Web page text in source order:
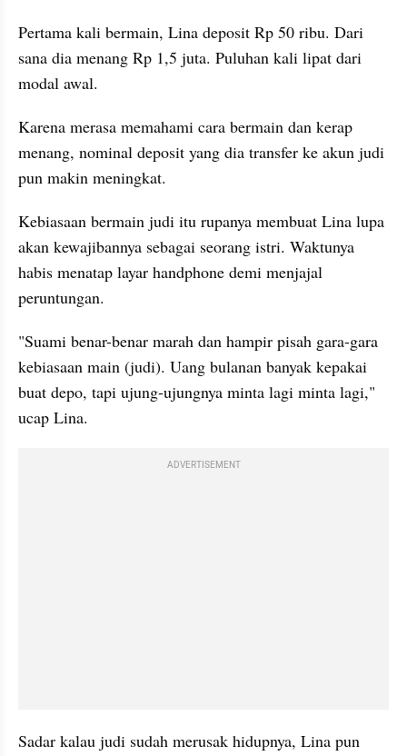
Pertama kali bermain, Lina deposit Rp 50 ribu. Dari
sana dia menang Rp 1,5 juta. Puluhan kali lipat dari
modal awal.
Karena merasa memahami cara bermain dan kerap
menang, nominal deposit yang dia transfer ke akun judi
pun makin meningkat.
Kebiasaan bermain judi itu rupanya membuat Lina lupa
akan kewajibannya sebagai seorang istri. Waktunya
habis menatap layar handphone demi menjajal
peruntungan.
"Suami benar-benar marah dan hampir pisah gara-gara
kebiasaan main (judi). Uang bulanan banyak kepakai
buat depo, tapi ujung-ujungnya minta lagi minta lagi,"
ucap Lina.
ADVERTISEMENT
Sadar kalau judi sudah merusak hidupnya, Lina pun